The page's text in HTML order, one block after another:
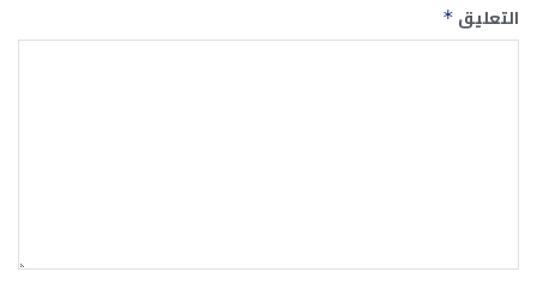
التعليق *